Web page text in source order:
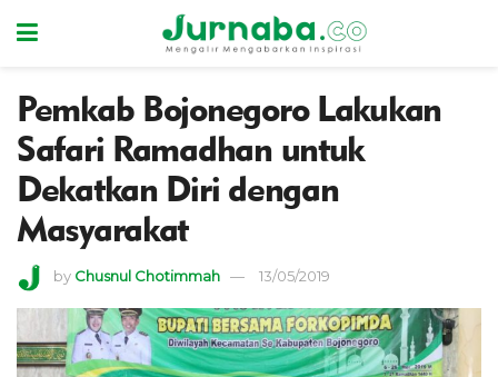
Pemkab Bojonegoro Lakukan
Safari Ramadhan untuk
Dekatkan Diri dengan
Masyarakat
by Chusnul Chotimmah 13/05/2019